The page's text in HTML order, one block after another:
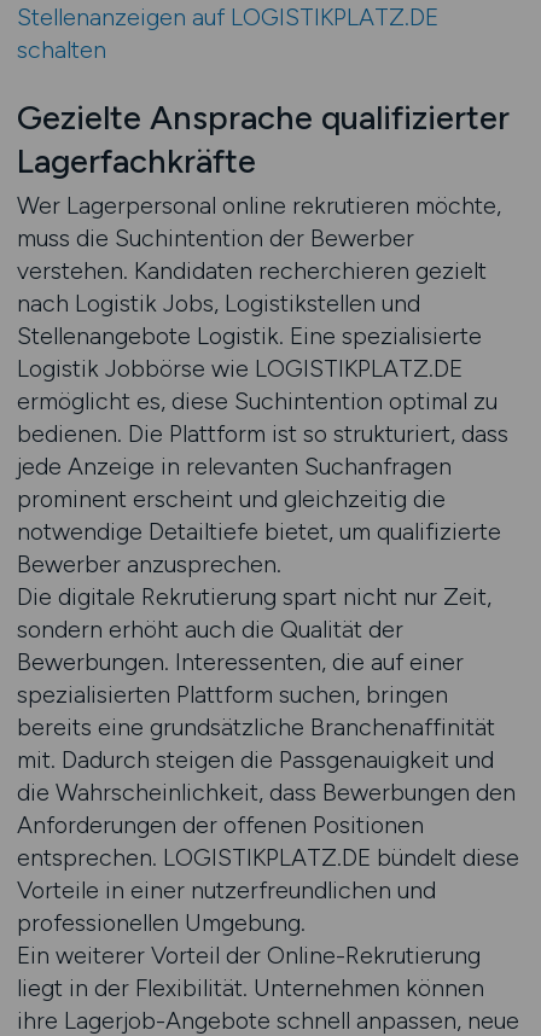
Stellenanzeigen auf LOGISTIKPLATZ.DE
schalten
Gezielte Ansprache qualifizierter
Lagerfachkräfte
Wer Lagerpersonal online rekrutieren möchte,
muss die Suchintention der Bewerber
verstehen. Kandidaten recherchieren gezielt
nach Logistik Jobs, Logistikstellen und
Stellenangebote Logistik. Eine spezialisierte
Logistik Jobbörse wie LOGISTIKPLATZ.DE
ermöglicht es, diese Suchintention optimal zu
bedienen. Die Plattform ist so strukturiert, dass
jede Anzeige in relevanten Suchanfragen
prominent erscheint und gleichzeitig die
notwendige Detailtiefe bietet, um qualifizierte
Bewerber anzusprechen.
Die digitale Rekrutierung spart nicht nur Zeit,
sondern erhöht auch die Qualität der
Bewerbungen. Interessenten, die auf einer
spezialisierten Plattform suchen, bringen
bereits eine grundsätzliche Branchenaffinität
mit. Dadurch steigen die Passgenauigkeit und
die Wahrscheinlichkeit, dass Bewerbungen den
Anforderungen der offenen Positionen
entsprechen. LOGISTIKPLATZ.DE bündelt diese
Vorteile in einer nutzerfreundlichen und
professionellen Umgebung.
Ein weiterer Vorteil der Online-Rekrutierung
liegt in der Flexibilität. Unternehmen können
ihre Lagerjob-Angebote schnell anpassen, neue